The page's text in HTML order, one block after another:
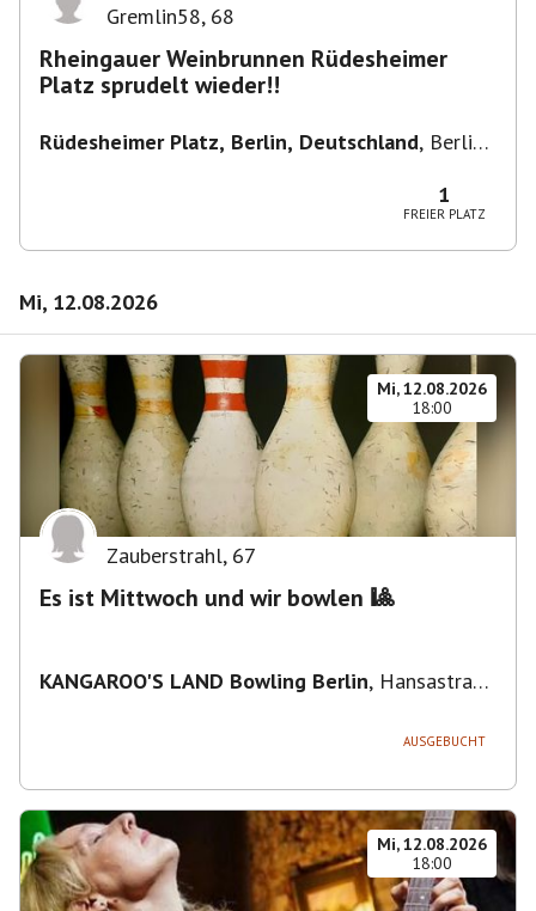
Gremlin58, 68
Rheingauer Weinbrunnen Rüdesheimer
Platz sprudelt wieder!!
Rüdesheimer Platz, Berlin, Deutschland, Berlin-
1
FREIER PLATZ
Mi, 12.08.2026
Mi, 12.08.2026
18:00
Zauberstrahl, 67
Es ist Mittwoch und wir bowlen 🎱
KANGAROO'S LAND Bowling Berlin, Hansastraße
AUSGEBUCHT
Mi, 12.08.2026
18:00